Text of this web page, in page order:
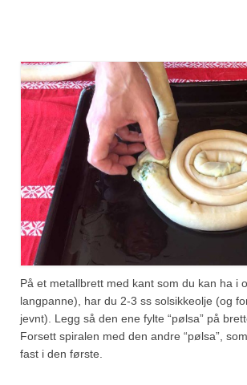
På et metallbrett med kant som du kan ha i
langpanne), har du 2-3 ss solsikkeolje (og
jevnt). Legg så den ene fylte “pølsa” på
Forsett spiralen med den andre “pølsa”,
fast i den første.